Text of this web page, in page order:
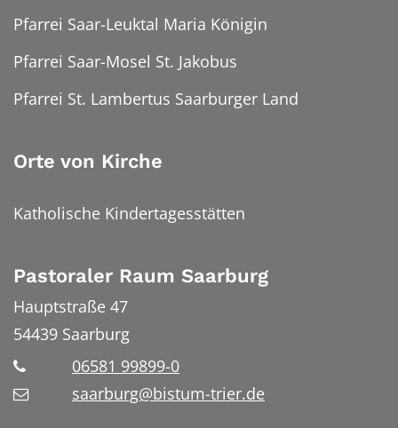
Pfarrei Saar-Leuktal Maria Königin
Pfarrei Saar-Mosel St. Jakobus
Pfarrei St. Lambertus Saarburger Land
Orte von Kirche
Katholische Kindertagesstätten
Pastoraler Raum Saarburg
Hauptstraße 47
54439 Saarburg
06581 99899-0
saarburg@bistum-trier.de